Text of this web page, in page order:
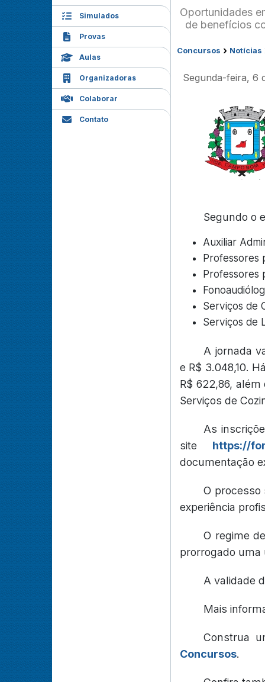
Simulados
Provas
Aulas
Organizadoras
Colaborar
Contato
Oportunidades
de benefícios
Concursos › Notícias
Segunda-feira, 6
Segundo o
Auxiliar
Professores
Professores
Serviços de
Serviços de
A jornada
e R$ 3.048,10.
R$ 622,86,
Serviços de
As
site https://
documentação
O processo
experiência
O regime
prorrogado uma
A validade
Mais
Construa
Concursos.